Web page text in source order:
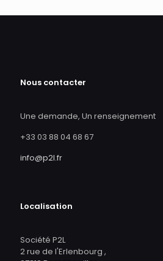
Nous contacter
Une demande, Un renseignement
+33 03 88 04 68 67
info@p2l.fr
Localisation
Société P2L
2 rue de l'Erlenbourg ,